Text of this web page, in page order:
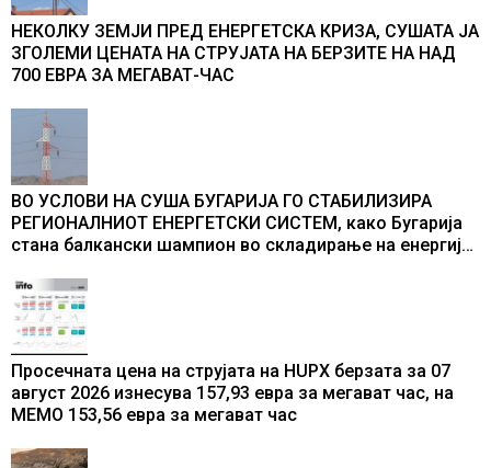
НЕКОЛКУ ЗЕМЈИ ПРЕД ЕНЕРГЕТСКА КРИЗА, СУШАТА ЈА
ЗГОЛЕМИ ЦЕНАТА НА СТРУЈАТА НА БЕРЗИТЕ НА НАД
700 ЕВРА ЗА МЕГАВАТ-ЧАС
ВО УСЛОВИ НА СУША БУГАРИЈА ГО СТАБИЛИЗИРА
РЕГИОНАЛНИОТ ЕНЕРГЕТСКИ СИСТЕМ, како Бугарија
стана балкански шампион во складирање на енергија
Просечната цена на струјата на HUPX берзата за 07
август 2026 изнесува 157,93 евра за мегават час, на
МЕМО 153,56 евра за мегават час